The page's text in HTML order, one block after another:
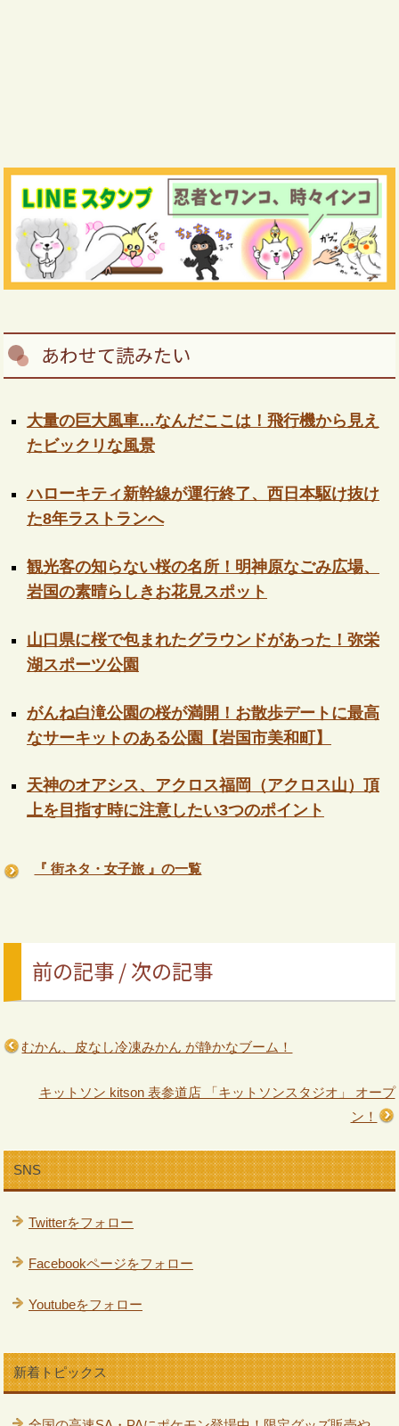
あわせて読みたい
大量の巨大風車…なんだここは！飛行機から見え
たビックリな風景
ハローキティ新幹線が運行終了、西日本駆け抜け
た8年ラストランへ
観光客の知らない桜の名所！明神原なごみ広場、
岩国の素晴らしきお花見スポット
山口県に桜で包まれたグラウンドがあった！弥栄
湖スポーツ公園
がんね白滝公園の桜が満開！お散歩デートに最高
なサーキットのある公園【岩国市美和町】
天神のオアシス、アクロス福岡（アクロス山）頂
上を目指す時に注意したい3つのポイント
『 街ネタ・女子旅 』の一覧
前の記事 / 次の記事
むかん、皮なし冷凍みかん が静かなブーム！
キットソン kitson 表参道店 「キットソンスタジオ」 オープ
ン！
SNS
Twitterをフォロー
Facebookページをフォロー
Youtubeをフォロー
新着トピックス